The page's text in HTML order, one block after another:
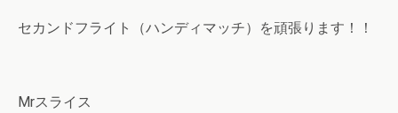
セカンドフライト（ハンディマッチ）を頑張ります！！
Mrスライス